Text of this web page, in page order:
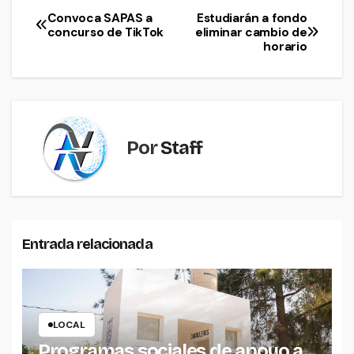
Navegación
Estudiarán a fondo
eliminar cambio de
horario
Convoca SAPAS a
concurso de TikTok
PorStaff
Entrada relacionada
LOCAL